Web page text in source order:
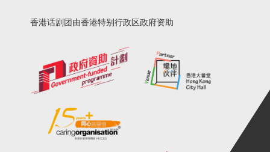
香港话剧团由香港特别行政区政府资助